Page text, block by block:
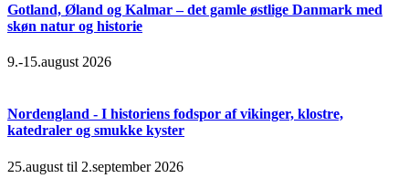
Gotland, Øland og Kalmar – det gamle østlige Danmark med
skøn natur og historie
9.-15.august 2026
Nordengland - I historiens fodspor af vikinger, klostre,
katedraler og smukke kyster
25.august til 2.september 2026